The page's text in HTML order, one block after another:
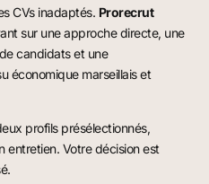
CVs inadaptés. Prorecrut
sur une approche directe, une
candidats et une
économique marseillais et
profils présélectionnés,
entretien. Votre décision est